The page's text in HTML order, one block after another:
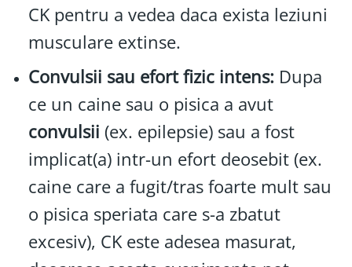
CK pentru a vedea daca exista leziuni
musculare extinse.
Convulsii sau efort fizic intens: Dupa
ce un caine sau o pisica a avut
convulsii (ex. epilepsie) sau a fost
implicat(a) intr-un efort deosebit (ex.
caine care a fugit/tras foarte mult sau
o pisica speriata care s-a zbatut
excesiv), CK este adesea masurat,